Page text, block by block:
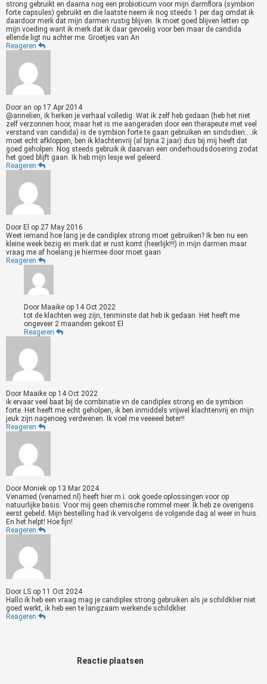
strong gebruikt en daarna nog een probioticum voor mijn darmflora (symbion
forte capsules) gebruikt en die laatste neem ik nog steeds 1 per dag omdat ik
daardoor merk dat mijn darmen rustig blijven. Ik moet goed blijven letten op
mijn voeding want ik merk dat ik daar gevoelig voor ben maar de candida
ellende ligt nu achter me. Groetjes van An
Reageren
Door an op 17 Apr 2014
@annelien, ik herken je verhaal volledig. Wat ik zelf heb gedaan (heb het niet
zelf verzonnen hoor, maar het is me aangeraden door een therapeute met veel
verstand van candida) is de symbion forte te gaan gebruiken en sindsdien....ik
moet echt afkloppen, ben ik klachtenvrij (al bijna 2 jaar) dus bij mij heeft dat
goed geholpen. Nog steeds gebruik ik daarvan een onderhoudsdosering zodat
het goed blijft gaan. Ik heb mijn lesje wel geleerd.
Reageren
Door El op 27 May 2016
Weet iemand hoe lang je de candiplex strong moet gebruiken? Ik ben nu een
kleine week bezig en merk dat er rust komt (heerlijk!!!) in mijn darmen maar
vraag me af hoelang je hiermee door moet gaan
Reageren
Door Maaike op 14 Oct 2022
tot de klachten weg zijn, tenminste dat heb ik gedaan. Het heeft me
ongeveer 2 maanden gekost El
Reageren
Door Maaike op 14 Oct 2022
ik ervaar veel baat bij de combinatie vn de candiplex strong en de symbion
forte. Het heeft me echt geholpen, ik ben inmiddels vrijwel klachtenvrij en mijn
jeuk zijn nagenoeg verdwenen. Ik voel me veeeeel beter!!
Reageren
Door Moniek op 13 Mar 2024
Venamed (venamed.nl) heeft hier m.i. ook goede oplossingen voor op
natuurlijke basis. Voor mij geen chemische rommel meer. Ik heb ze overigens
eerst gebeld. Mijn bestelling had ik vervolgens de volgende dag al weer in huis.
En het helpt! Hoe fijn!
Reageren
Door LS op 11 Oct 2024
Hallo ik heb een vraag mag je candiplex strong gebruiken als je schildklier niet
goed werkt, ik heb een te langzaam werkende schildklier.
Reageren
Reactie plaatsen